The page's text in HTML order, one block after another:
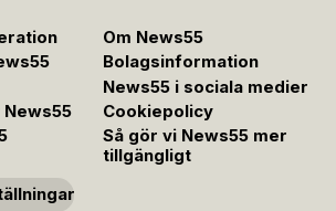
Om News55
Bolagsinformation
News55 i sociala medier
Cookiepolicy
Så gör vi News55 mer
tillgängligt